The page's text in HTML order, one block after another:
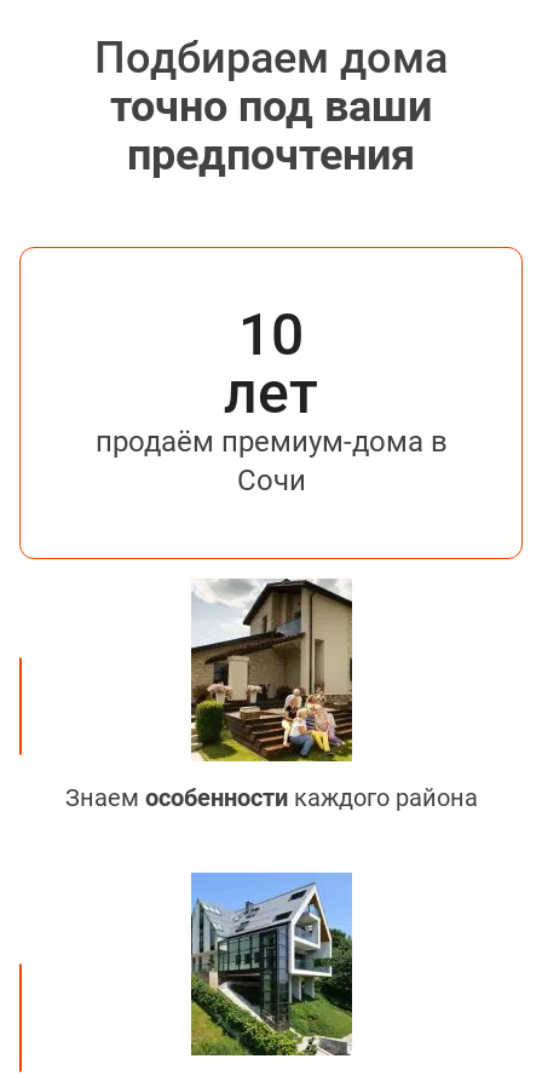
Подбираем дома
точно под ваши
предпочтения
10
лет
продаём премиум-дома в
Сочи
Знаем особенностикаждого района